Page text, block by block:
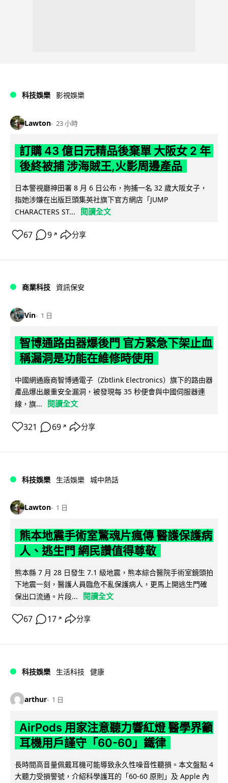
科技娛樂 影視娛樂
Lawton 23 小時
訂購 43 億日元精品後棄單 大阪女 2 年
後終被捕 涉海賊王,火影周邊產品
日本警視廳神田署 8 月 6 日公布，拘捕一名 32 歲大阪女子，
指她涉嫌在出版巨頭集英社旗下官方網店「JUMP
CHARACTERS ST...
閱讀全文
67 9 ↗ 分享
商業科技 資訊保安
Vin 1 日
智博通路由器爆後門 官方緊急下架止血
稱漏洞是功能在維修時使用
中國網通廠商智博通電子（Zbtlink Electronics）旗下的路由器
產品爆出嚴重安全漏洞，被發現每 35 秒便會與中國伺服器連
線，旗...
閱讀全文
321 69 ↗ 分享
科技娛樂 生活娛樂 城中熱話
Lawton 1 日
熊本地震手術室驚魂片瘋傳 醫護保護病
人、逃生門 網民讚值得尊敬
熊本縣 7 月 28 日發生 7.1 級地震，熊本綜合醫院手術室鏡頭拍
下地震一刻，醫護人員臨危不亂保護病人，更馬上開逃生門確
保出口流通。片段...
閱讀全文
67 17 ↗ 分享
科技娛樂 生活科技 健康
arthur 1 日
AirPods 用家注意聽力響紅燈 醫學界籲
耳機用戶謹守「60-60」鐵律
長時間高音量佩戴耳機可能導致永久性噪音性聽損。本文盤點 4
大聽力受損警號，介紹科學護耳的「60-60 原則」及 Apple 內